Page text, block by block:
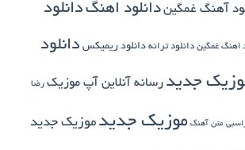
آهنگ غمگیندانلود اهنگ دانلود
اهنگ غمگین دانلود ترانه دانلود ریمیکس دانلود
جدید رسانه آنلاین آپ موزیک رضا
متن آهنگ موزیک جدید موزیک جدید